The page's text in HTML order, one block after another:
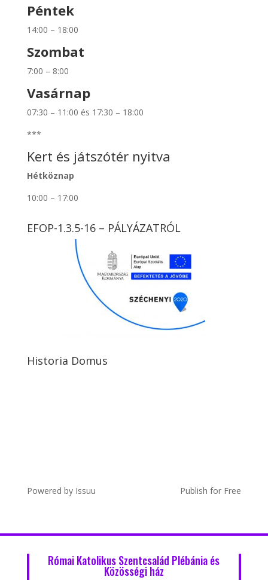
Péntek
14:00 – 18:00
Szombat
7:00 – 8:00
Vasárnap
07:30 – 11:00 és 17:30 – 18:00
***
Kert és játszótér nyitva
Hétköznap
10:00 – 17:00
EFOP-1.3.5-16 – PÁLYÁZATRÓL
Historia Domus
Powered by Issuu Publish for Free
Római Katolikus Szentcsalád Plébánia és
Közösségi ház